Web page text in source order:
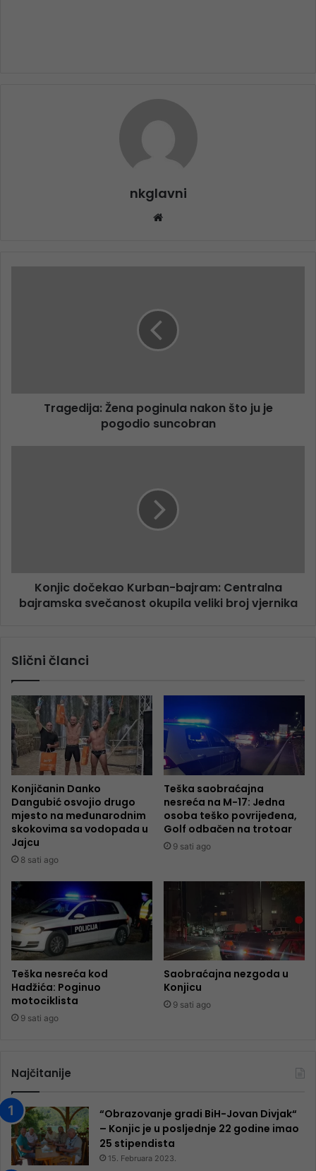
nkglavni
Tragedija: Žena poginula nakon što ju je
pogodio suncobran
Konjic dočekao Kurban-bajram: Centralna
bajramska svečanost okupila veliki broj vjernika
Slični članci
Konjičanin Danko
Dangubić osvojio drugo
mjesto na međunarodnim
skokovima sa vodopada u
Jajcu
8 sati ago
Teška saobraćajna
nesreća na M-17: Jedna
osoba teško povrijeđena,
Golf odbačen na trotoar
9 sati ago
Teška nesreća kod
Hadžića: Poginuo
motociklista
9 sati ago
Saobraćajna nezgoda u
Konjicu
9 sati ago
Najčitanije
“Obrazovanje gradi BiH-Jovan Divjak“
– Konjic je u posljednje 22 godine imao
25 ​​stipendista
15. Februara 2023.